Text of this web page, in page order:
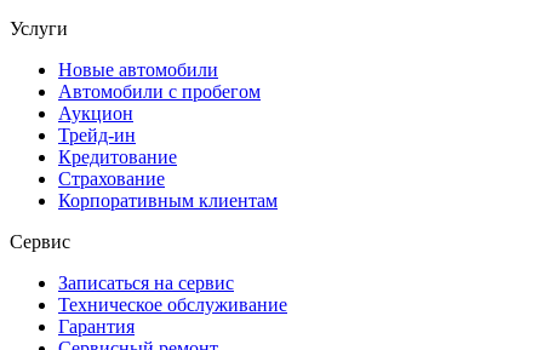
Услуги
Новые автомобили
Автомобили с пробегом
Аукцион
Трейд-ин
Кредитование
Страхование
Корпоративным клиентам
Сервис
Записаться на сервис
Техническое обслуживание
Гарантия